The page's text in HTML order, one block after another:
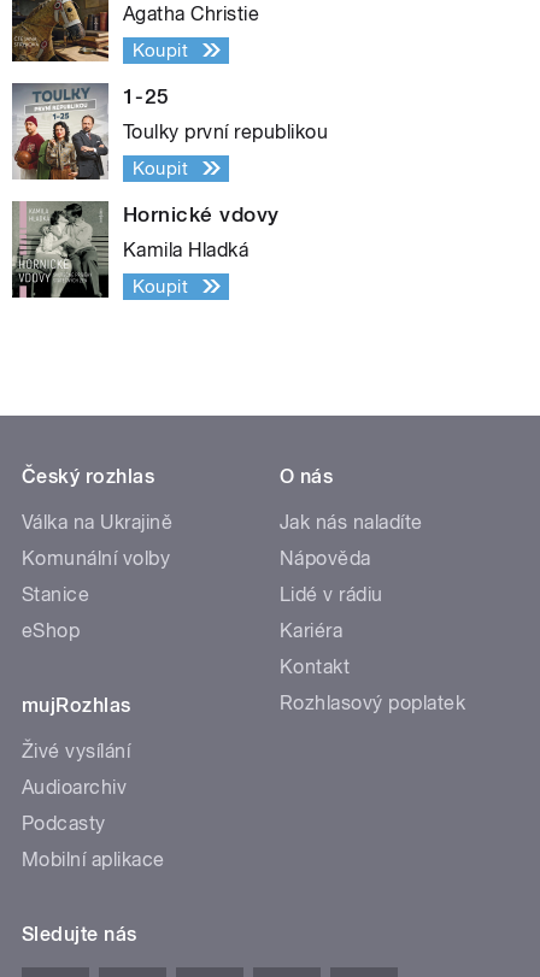
Agatha Christie
Koupit
1-25
Toulky první republikou
Koupit
Hornické vdovy
Kamila Hladká
Koupit
Český rozhlas
Válka na Ukrajině
Komunální volby
Stanice
eShop
mujRozhlas
Živé vysílání
Audioarchiv
Podcasty
Mobilní aplikace
O nás
Jak nás naladíte
Nápověda
Lidé v rádiu
Kariéra
Kontakt
Rozhlasový poplatek
Sledujte nás